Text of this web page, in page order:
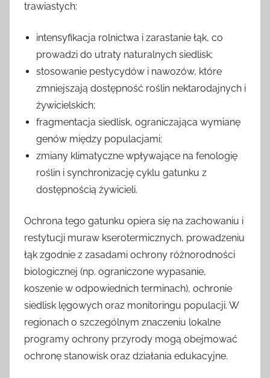
trawiastych:
intensyfikacja rolnictwa i zarastanie łąk, co
prowadzi do utraty naturalnych siedlisk;
stosowanie pestycydów i nawozów, które
zmniejszają dostępność roślin nektarodajnych i
żywicielskich;
fragmentacja siedlisk, ograniczająca wymianę
genów między populacjami;
zmiany klimatyczne wpływające na fenologię
roślin i synchronizację cyklu gatunku z
dostępnością żywicieli.
Ochrona tego gatunku opiera się na zachowaniu i
restytucji muraw kserotermicznych, prowadzeniu
łąk zgodnie z zasadami ochrony różnorodności
biologicznej (np. ograniczone wypasanie,
koszenie w odpowiednich terminach), ochronie
siedlisk lęgowych oraz monitoringu populacji. W
regionach o szczególnym znaczeniu lokalne
programy ochrony przyrody mogą obejmować
ochronę stanowisk oraz działania edukacyjne.